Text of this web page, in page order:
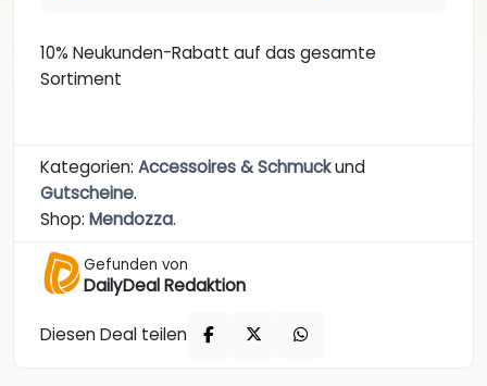
10% Neukunden-Rabatt auf das gesamte
Sortiment
Kategorien: Accessoires & Schmuckund
Gutscheine.
Shop: Mendozza.
Gefunden von
DailyDeal Redaktion
Diesen Deal teilen